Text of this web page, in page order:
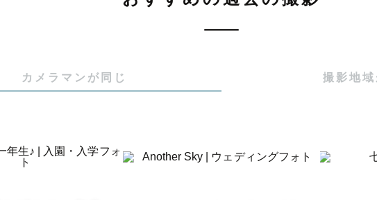
てください。
写真からゲスト様の関係性や雰囲気が滲み出るような、自然体な
カメラマンが同じ 撮影地域